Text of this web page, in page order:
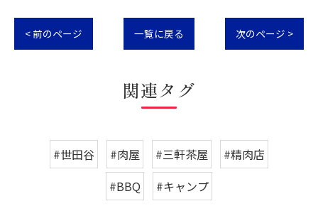
< 前のページ 一覧に戻る 次のページ >
関連タグ
#世田谷 #肉屋 #三軒茶屋
#精肉店
#BBQ
#キャンプ